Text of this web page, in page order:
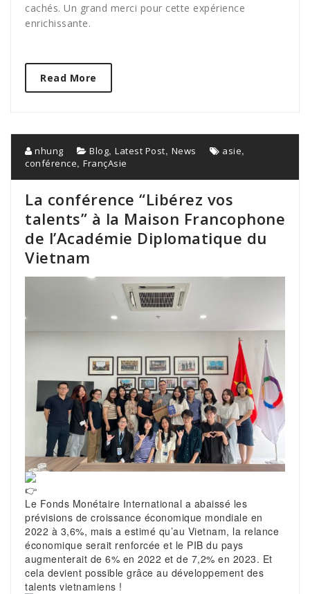
cachés. Un grand merci pour cette expérience
enrichissante.
Read More
nhung Blog, Latest Post, News asie,
conférence, FrançAsie
La conférence “Libérez vos
talents” à la Maison Francophone
de l’Académie Diplomatique du
Vietnam
Le Fonds Monétaire International a abaissé les
prévisions de croissance économique mondiale en
2022 à 3,6%, mais a estimé qu’au Vietnam, la relance
économique serait renforcée et le PIB du pays
augmenterait de 6% en 2022 et de 7,2% en 2023. Et
cela devient possible grâce au développement des
talents vietnamiens !